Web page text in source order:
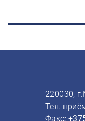
220030,
Тел.
Факс: